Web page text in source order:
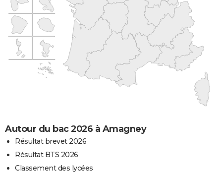
Autour du bac 2026 à Amagney
Résultat brevet 2026
Résultat BTS 2026
Classement des lycées